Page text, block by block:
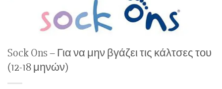
Sock Ons – Για να μην βγάζει τις κάλτσες του
(12-18 μηνών)